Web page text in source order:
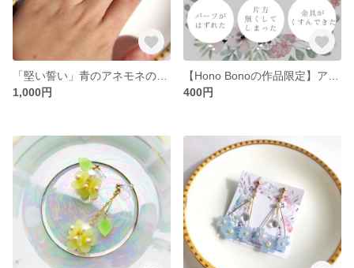
1,000円
400円